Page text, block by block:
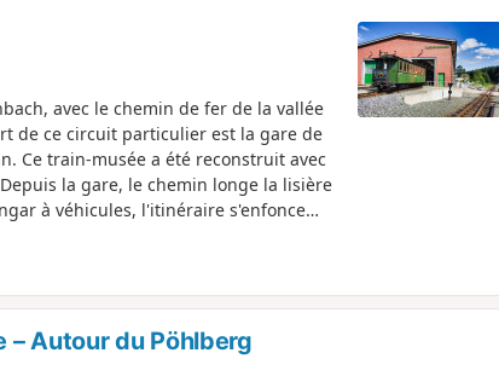
avec le chemin de fer de la vallée
de ce circuit particulier est la gare de
Ce train-musée a été reconstruit avec
la gare, le chemin longe la lisière
à véhicules, l'itinéraire s'enfonce
Il vaut la peine de faire un détour par
minière et partie intégrante du
des monts Métallifères
forêt paisible, en passant devant
vestige rappelle l'histoire minière,
Autour du Pöhlberg